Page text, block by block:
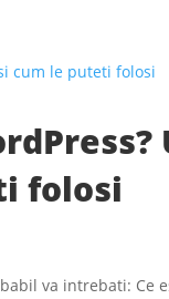
folosi
va intrebati: Ce